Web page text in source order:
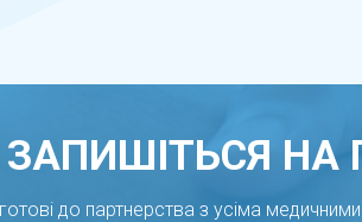
ЗАПИШІТЬСЯ НА
до партнерства з усіма